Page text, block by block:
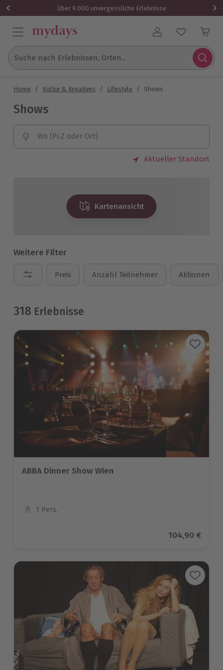
Über 9.000 unvergessliche Erlebnisse
Benutzerkonto
Suche nach Erlebnissen, Orten...
Home / Kultur & Kreatives / Lifestyle / Shows
Shows
Wo (PLZ oder Ort)
Aktueller Standort
Kartenansicht
Weitere Filter
Preis Anzahl Teilnehmer Aktionen
318 Erlebnisse
ABBA Dinner Show Wien
Anzahl der Teilnehmer
1 Pers.
Aktueller
104,90 €